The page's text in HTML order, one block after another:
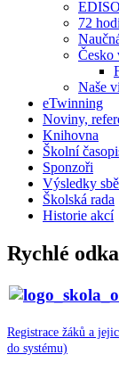
72
Česko
Naše
eTwinning
Noviny,
Knihovna
Školní
Sponzoři
Výsledky
Školská rada
Historie akcí
Rychlé
Registrace žáků a
do systému)